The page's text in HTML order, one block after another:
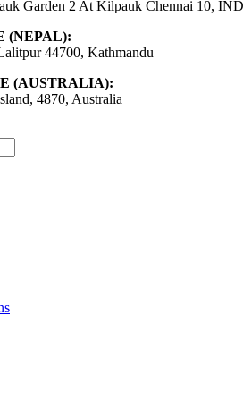
Garden 2 At Kilpauk Chennai 10,
(NEPAL):
44700, Kathmandu
(AUSTRALIA):
4870, Australia